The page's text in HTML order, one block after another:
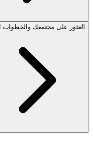
العثور على مجتمعك والخطوات